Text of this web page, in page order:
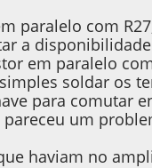
paralelo com
a
em paralelo
soldar os
para comutar
um
haviam no